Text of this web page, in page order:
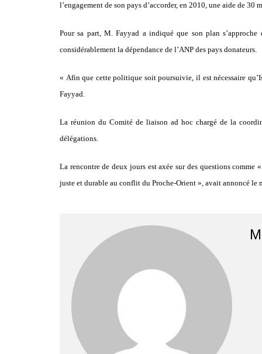
l’engagement de son pays d’accorder, en 2010, une aide de
Pour sa part, M. Fayyad a indiqué que son plan
considérablement la dépendance de l’ANP des pays donateurs.
« Afin que cette politique soit poursuivie, il est nécessaire
Fayyad.
La réunion du Comité de liaison ad hoc chargé de la
délégations.
La rencontre de deux jours est axée sur des questions
juste et durable au conflit du Proche-Orient », avait annoncé le